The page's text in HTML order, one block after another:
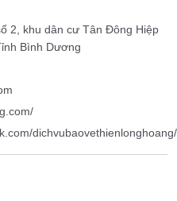
2, khu dân cư Tân Đông Hiệp
Bình Dương
dichvubaovethienlonghoang/